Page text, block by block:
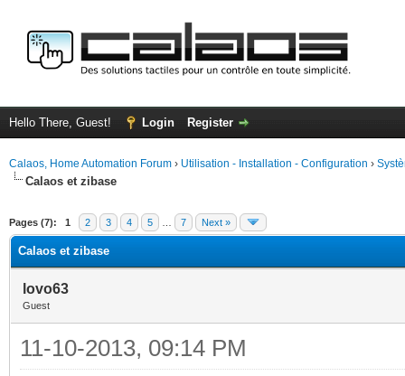
Hello There, Guest! Login Register
Calaos, Home Automation Forum › Utilisation - Installation - Configuration ›
Calaos et zibase
Pages (7): 1 2 3 4 5 7 Next »
Calaos et zibase
lovo63
Guest
11-10-2013, 09:14 PM